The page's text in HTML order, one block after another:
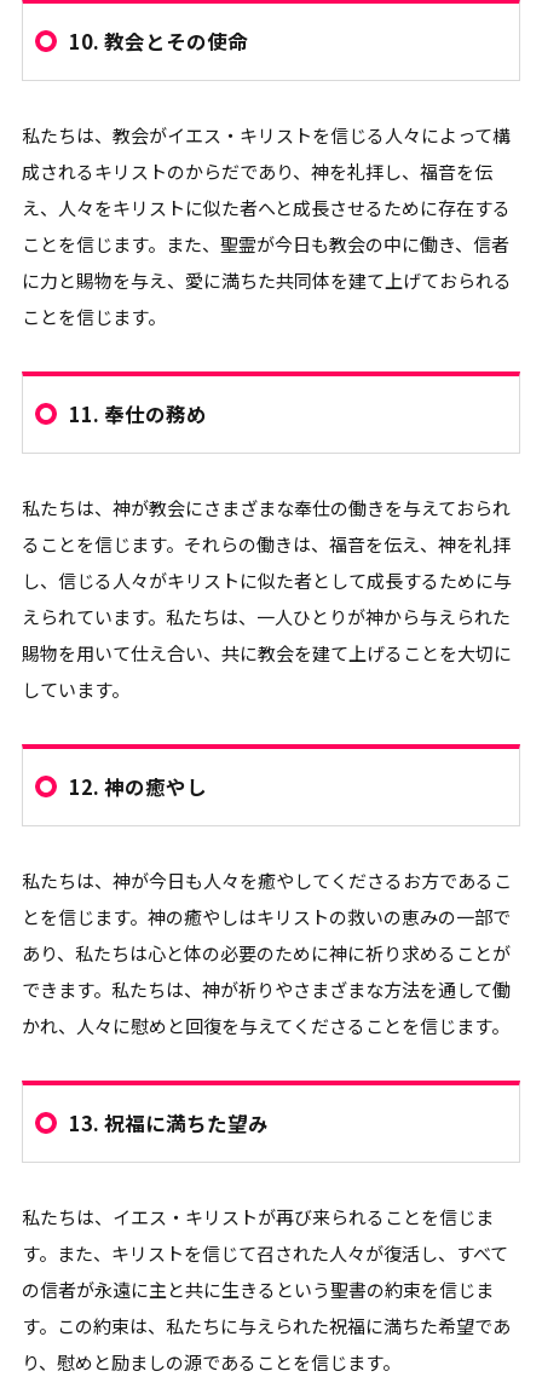
10. 教会とその使命
私たちは、教会がイエス・キリストを信じる人々によって構
成されるキリストのからだであり、神を礼拝し、福音を伝
え、人々をキリストに似た者へと成長させるために存在する
ことを信じます。また、聖霊が今日も教会の中に働き、信者
に力と賜物を与え、愛に満ちた共同体を建て上げておられる
ことを信じます。
11. 奉仕の務め
私たちは、神が教会にさまざまな奉仕の働きを与えておられ
ることを信じます。それらの働きは、福音を伝え、神を礼拝
し、信じる人々がキリストに似た者として成長するために与
えられています。私たちは、一人ひとりが神から与えられた
賜物を用いて仕え合い、共に教会を建て上げることを大切に
しています。
12. 神の癒やし
私たちは、神が今日も人々を癒やしてくださるお方であるこ
とを信じます。神の癒やしはキリストの救いの恵みの一部で
あり、私たちは心と体の必要のために神に祈り求めることが
できます。私たちは、神が祈りやさまざまな方法を通して働
かれ、人々に慰めと回復を与えてくださることを信じます。
13. 祝福に満ちた望み
私たちは、イエス・キリストが再び来られることを信じま
す。また、キリストを信じて召された人々が復活し、すべて
の信者が永遠に主と共に生きるという聖書の約束を信じま
す。この約束は、私たちに与えられた祝福に満ちた希望であ
り、慰めと励ましの源であることを信じます。